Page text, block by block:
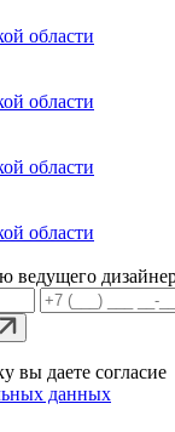
области
области
области
области
ведущего
вы даете согласие
данных